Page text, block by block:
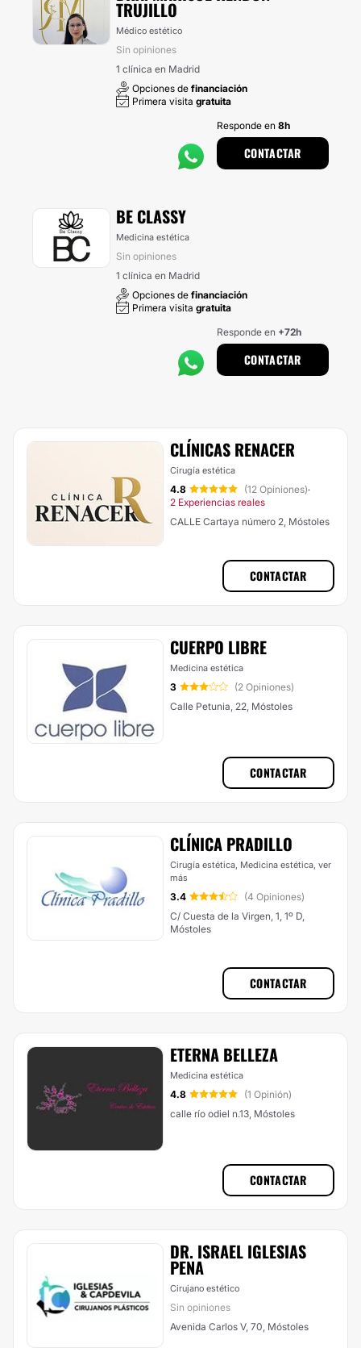
TRUJILLO
Médico estético
Sin opiniones
1 clínica en Madrid
Opciones de financiación
Primera visita gratuita
Responde en 8h
CONTACTAR
BE CLASSY
Medicina estética
Sin opiniones
1 clínica en Madrid
Opciones de financiación
Primera visita gratuita
Responde en +72h
CONTACTAR
CLÍNICAS RENACER
Cirugía estética
4.8 (12 Opiniones)·
2 Experiencias reales
CALLE Cartaya número 2, Móstoles
CONTACTAR
CUERPO LIBRE
Medicina estética
3
(2 Opiniones)
Calle Petunia, 22, Móstoles
CONTACTAR
CLÍNICA PRADILLO
Cirugía estética, Medicina estética, ver
más
3.4
(4 Opiniones)
C/ Cuesta de la Virgen, 1, 1º D,
Móstoles
CONTACTAR
ETERNA BELLEZA
Medicina estética
4.8
(1 Opinión)
calle río odiel n.13, Móstoles
CONTACTAR
DR. ISRAEL IGLESIAS
PENA
Cirujano estético
Sin opiniones
Avenida Carlos V, 70, Móstoles